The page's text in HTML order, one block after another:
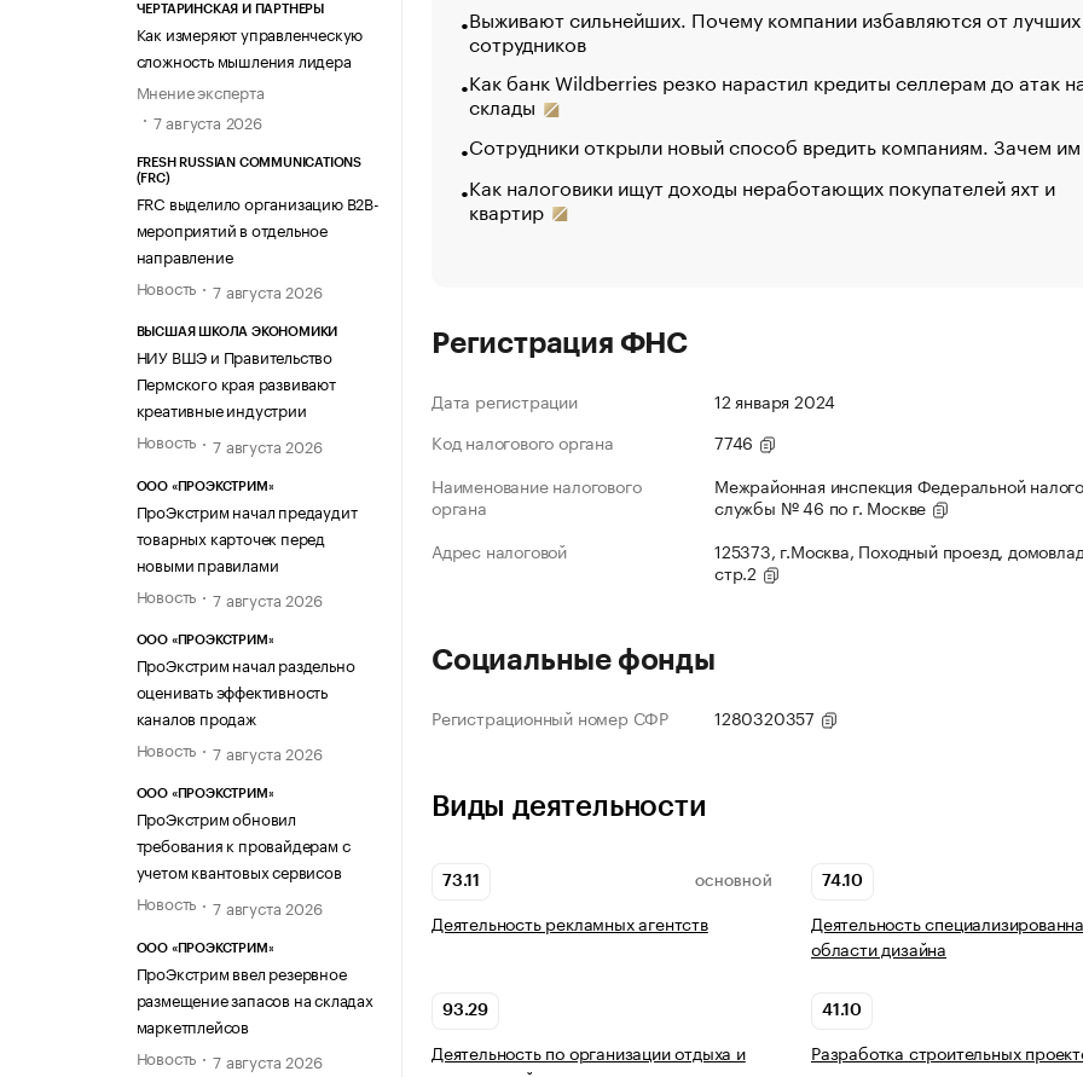
ЧЕРТАРИНСКАЯ И ПАРТНЕРЫ
Как измеряют управленческую
сложность мышления лидера
Мнение эксперта
7 августа 2026
FRESH RUSSIAN COMMUNICATIONS
(FRC)
FRC выделило организацию B2B-
мероприятий в отдельное
направление
Новость
7 августа 2026
ВЫСШАЯ ШКОЛА ЭКОНОМИКИ
НИУ ВШЭ и Правительство
Пермского края развивают
креативные индустрии
Новость
7 августа 2026
ООО «ПРОЭКСТРИМ»
ПроЭкстрим начал предаудит
товарных карточек перед
новыми правилами
Новость
7 августа 2026
ООО «ПРОЭКСТРИМ»
ПроЭкстрим начал раздельно
оценивать эффективность
каналов продаж
Новость
7 августа 2026
ООО «ПРОЭКСТРИМ»
ПроЭкстрим обновил
требования к провайдерам с
учетом квантовых сервисов
Новость
7 августа 2026
ООО «ПРОЭКСТРИМ»
ПроЭкстрим ввел резервное
размещение запасов на складах
маркетплейсов
Новость
7 августа 2026
Выживают сильнейших. Почему компании избавляются от лучших
сотрудников
Как банк Wildberries резко нарастил кредиты селлерам до атак
склады
Сотрудники открыли новый способ вредить компаниям. Зачем
Как налоговики ищут доходы неработающих покупателей яхт и
квартир
Регистрация ФНС
Дата регистрации
12 января 2024
Код налогового органа
7746
Наименование налогового
органа
Межрайонная инспекция Федеральной
службы № 46 по г. Москве
Адрес налоговой
125373, г.Москва, Походный проезд,
стр.2
Социальные фонды
Регистрационный номер СФР 1280320357
Виды деятельности
73.11 ОСНОВНОЙ
Деятельность рекламных агентств
74.10
Деятельность
области дизайна
93.29
Деятельность по организации отдыха и
41.10
Разработка строительных